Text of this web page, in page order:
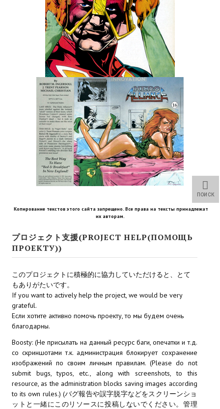
Наёмный оборотень
Небесный воин
Немного героев меча и магии
Расширенная версия Х3
REBalance
Работы Kuroneko
Doom 3 Remaster Fan Edition
X2 - The Threat Remaster Fan Edition
Quake III Arena Remaster Fan Edition
Sacred Gold Remaster Fan Edition
Red Faction remaster Fan Edition
Aliens versus Predator 1 Remaster Fan Edition
Age of Pirates: Caribbean Tales Remaster Fan Edition
Корсары 3 Сундук мертвеца Remaster Fan Edition
Sea Dogs - City of Abandoned Ships Remaster Fan Edition
НОВОСТИ ПОРТАЛА
Новости
Новости Архив
Копирование текстов этого сайта запрещено. Все права на тексты принадлежат
их авторам.
プロジェクト支援(PROJECT HELP(ПОМОЩЬ
ПРОЕКТУ))
このプロジェクトに積極的に協力していただけると、とて
もありがたいです。
If you want to actively help the project, we would be very
grateful.
Если хотите активно помочь проекту, то мы будем очень
благодарны.
Boosty: (Не присылать на данный ресурс баги, опечатки и т.д.
со скриншотами т.к. администрация блокирует сохранение
изображений по своим личным правилам. (Please do not
submit bugs, typos, etc., along with screenshots, to this
resource, as the administration blocks saving images according
to its own rules.) (バグ報告や誤字脱字などをスクリーンショ
ットと一緒にこのリソースに投稿しないでください。管理
ПОИСК